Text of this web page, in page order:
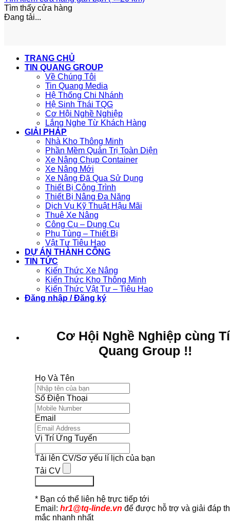
Tìm thấy cửa hàng
Đang tải...
TRANG CHỦ
TIN QUANG GROUP
Về Chúng Tôi
Tin Quang Media
Hệ Thống Chi Nhánh
Hệ Sinh Thái TQG
Cơ Hội Nghề Nghiệp
Lắng Nghe Từ Khách Hàng
GIẢI PHÁP
Nhà Kho Thông Minh
Phần Mềm Quản Trị Toàn Diện
Xe Nâng Chụp Container
Xe Nâng Mới
Xe Nâng Đã Qua Sử Dụng
Thiết Bị Công Trình
Thiết Bị Nâng Đa Năng
Dịch Vụ Kỹ Thuật Hậu Mãi
Thuê Xe Nâng
Công Cụ – Dụng Cụ
Phụ Tùng – Thiết Bị
Vật Tư Tiêu Hao
DỰ ÁN THÀNH CÔNG
TIN TỨC
Kiến Thức Xe Nâng
Kiến Thức Kho Thông Minh
Kiến Thức Vật Tư – Tiêu Hao
Đăng nhập / Đăng ký
Cơ Hội Nghề Nghiệp cùng
Quang Group !!
Họ Và Tên
Số Điện Thoại
Email
Vị Trí Ứng Tuyển
Tải lên CV/Sơ yếu lí lịch của bạn
Tải CV
* Bạn có thể liên hệ trực tiếp tới
Email: hr1@tq-linde.vn để được hỗ trợ và giải đáp
mắc nhanh nhất